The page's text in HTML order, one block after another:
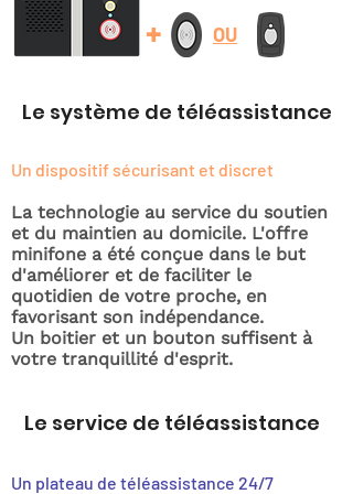
+ OU
Le système de téléassistance
Un dispositif sécurisant et discret
La technologie au service du soutien
et du maintien au domicile. L'offre
minifone a été conçue dans le but
d'améliorer et de faciliter le
quotidien de votre proche, en
favorisant son indépendance.
Un boitier et un bouton suffisent à
votre tranquillité d'esprit.
Le service de téléassistance
Un plateau de téléassistance 24/7